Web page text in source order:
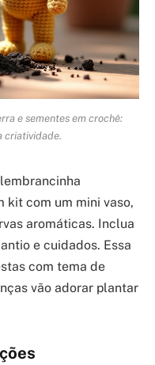
e sementes em crochê:
criatividade.
kit com um mini vaso,
aromáticas. Inclua
e cuidados. Essa
com tema de
vão adorar plantar